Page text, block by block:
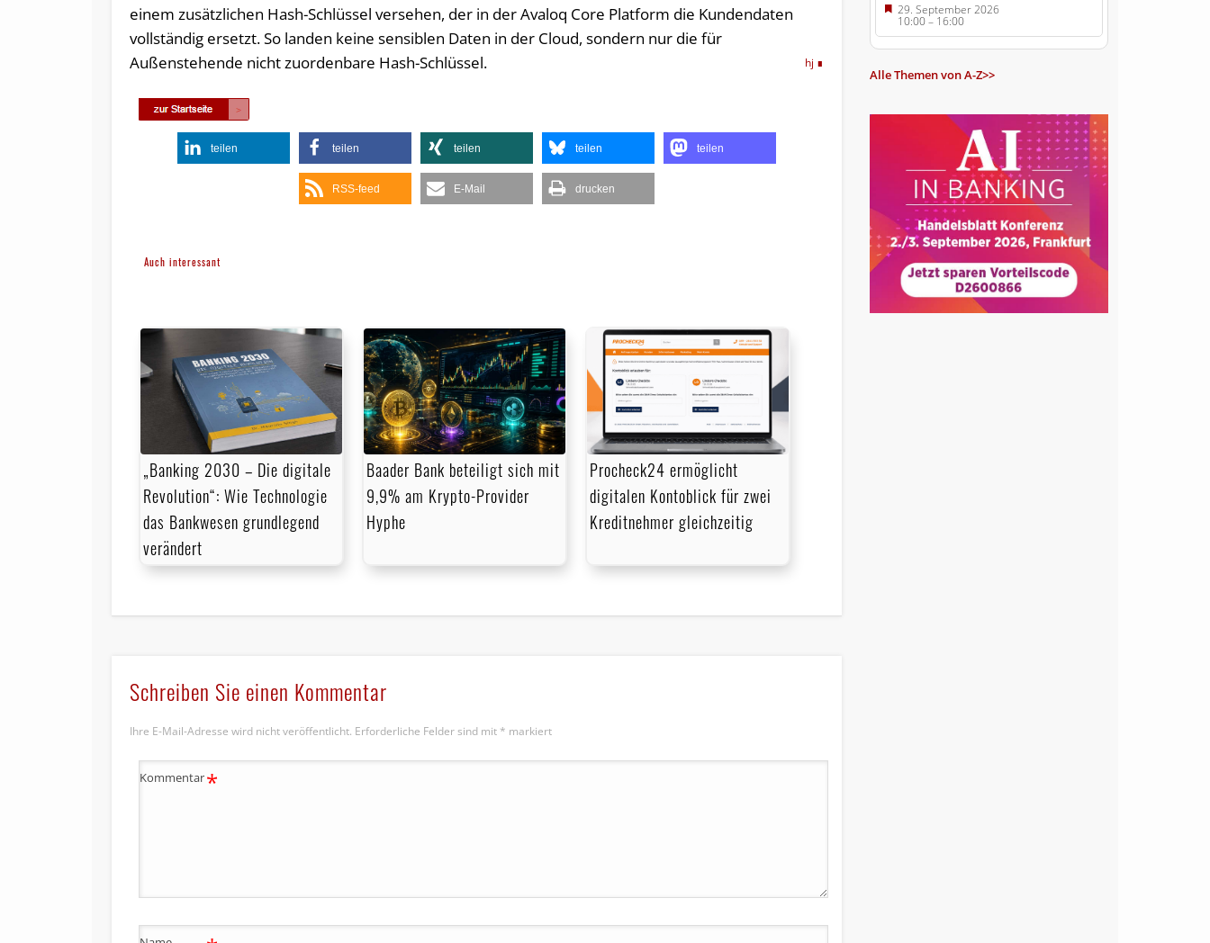
einem zusätzlichen Hash-Schlüssel versehen, der in der Avaloq Core Platform die Kundendaten
vollständig ersetzt. So landen keine sensiblen Daten in der Cloud, sondern nur die für
Außenstehende nicht zuordenbare Hash-Schlüssel.
hj
teilen teilen teilen teilen teilen
RSS-feed E-Mail drucken
Auch interessant
„Banking 2030 – Die digitale
Revolution“: Wie Technologie
das Bankwesen grundlegend
verändert
Baader Bank beteiligt sich mit
9,9% am Krypto-Provider
Hyphe
Procheck24 ermöglicht
digitalen Kontoblick für zwei
Kreditnehmer gleichzeitig
Schreiben Sie einen Kommentar
Ihre E-Mail-Adresse wird nicht veröffentlicht. Erforderliche Felder sind mit * markiert
Kommentar*
29. September 2026
10:00– 16:00
Alle Themen von A-Z>>